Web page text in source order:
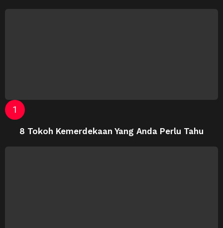
8 Tokoh Kemerdekaan Yang Anda Perlu Tahu